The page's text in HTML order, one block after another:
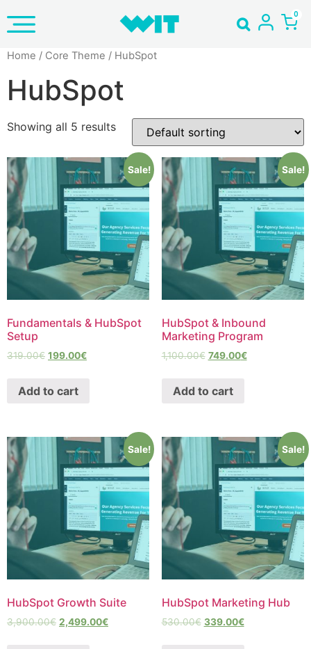
Home / Core Theme / HubSpot
HubSpot
Showing all 5 results
Sale!
Fundamentals & HubSpot
Setup
319.00€ 199.00€
Add to cart
Sale!
HubSpot & Inbound
Marketing Program
1,100.00€ 749.00€
Add to cart
Sale!
HubSpot Growth Suite
3,900.00€ 2,499.00€
Sale!
HubSpot Marketing Hub
530.00€ 339.00€